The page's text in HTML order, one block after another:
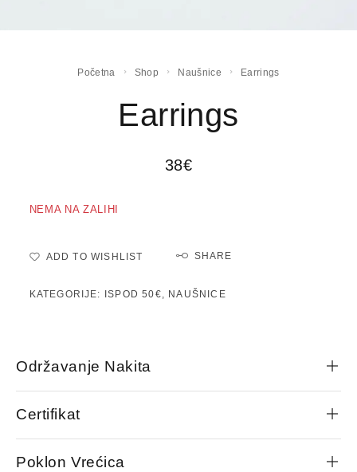
Početna Shop Naušnice Earrings
Earrings
38€
NEMA NA ZALIHI
ADD TO WISHLIST SHARE
KATEGORIJE: ISPOD 50€, NAUŠNICE
Održavanje Nakita
Certifikat
Poklon Vrećica